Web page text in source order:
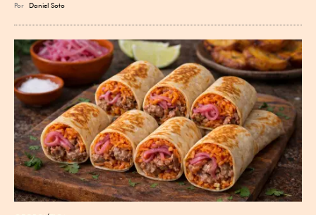
Por Daniel Soto